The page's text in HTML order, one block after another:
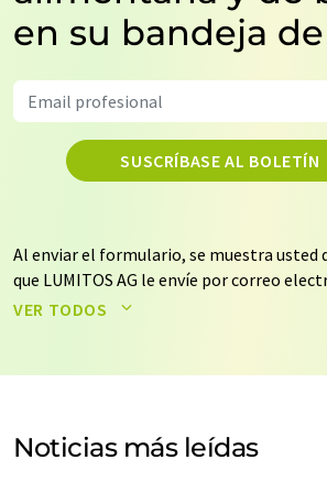
en su bandeja
SUSCRÍBASE AL BOLETÍN
Al enviar el formulario, se muestra usted
que LUMITOS AG le envíe por correo
boletín o boletines seleccionados
de nuestrapolítica de protección de datos
electrónico a efectos publicitarios o de
mercado y opinión. Puede revocar en todo
VER TODOS
Noticias más leídas